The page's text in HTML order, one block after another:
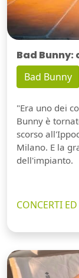
Bad
Bad Bunny
"Era uno dei
Bunny è
scorso
Milano. E la
dell'impianto.
CONCERTI